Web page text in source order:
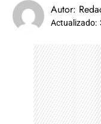
Autor:
Actualizado: